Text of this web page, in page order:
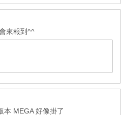
來報到^^
本 MEGA 好像掛了